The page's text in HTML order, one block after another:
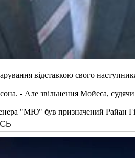
відставкою свого
- Але звільнення Мойеса,
"МЮ" був призначений Райан